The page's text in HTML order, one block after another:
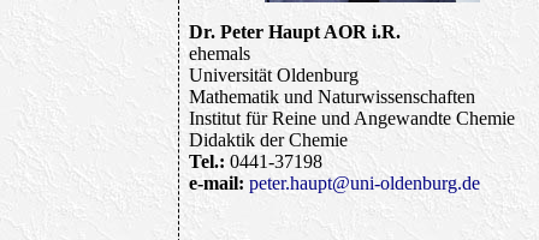
Dr. Peter Haupt AOR i.R.
ehemals
Universität Oldenburg
Mathematik und Naturwissenschaften
Institut für Reine und Angewandte Chemie
Didaktik der Chemie
Tel.: 0441-37198
e-mail: peter.haupt@uni-oldenburg.de